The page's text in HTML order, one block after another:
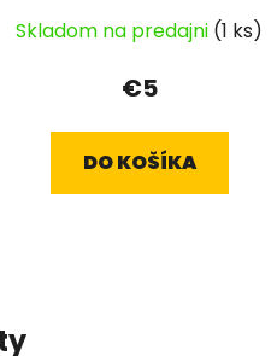
Skladom na predajni (1 ks)
€5
DO KOŠÍKA